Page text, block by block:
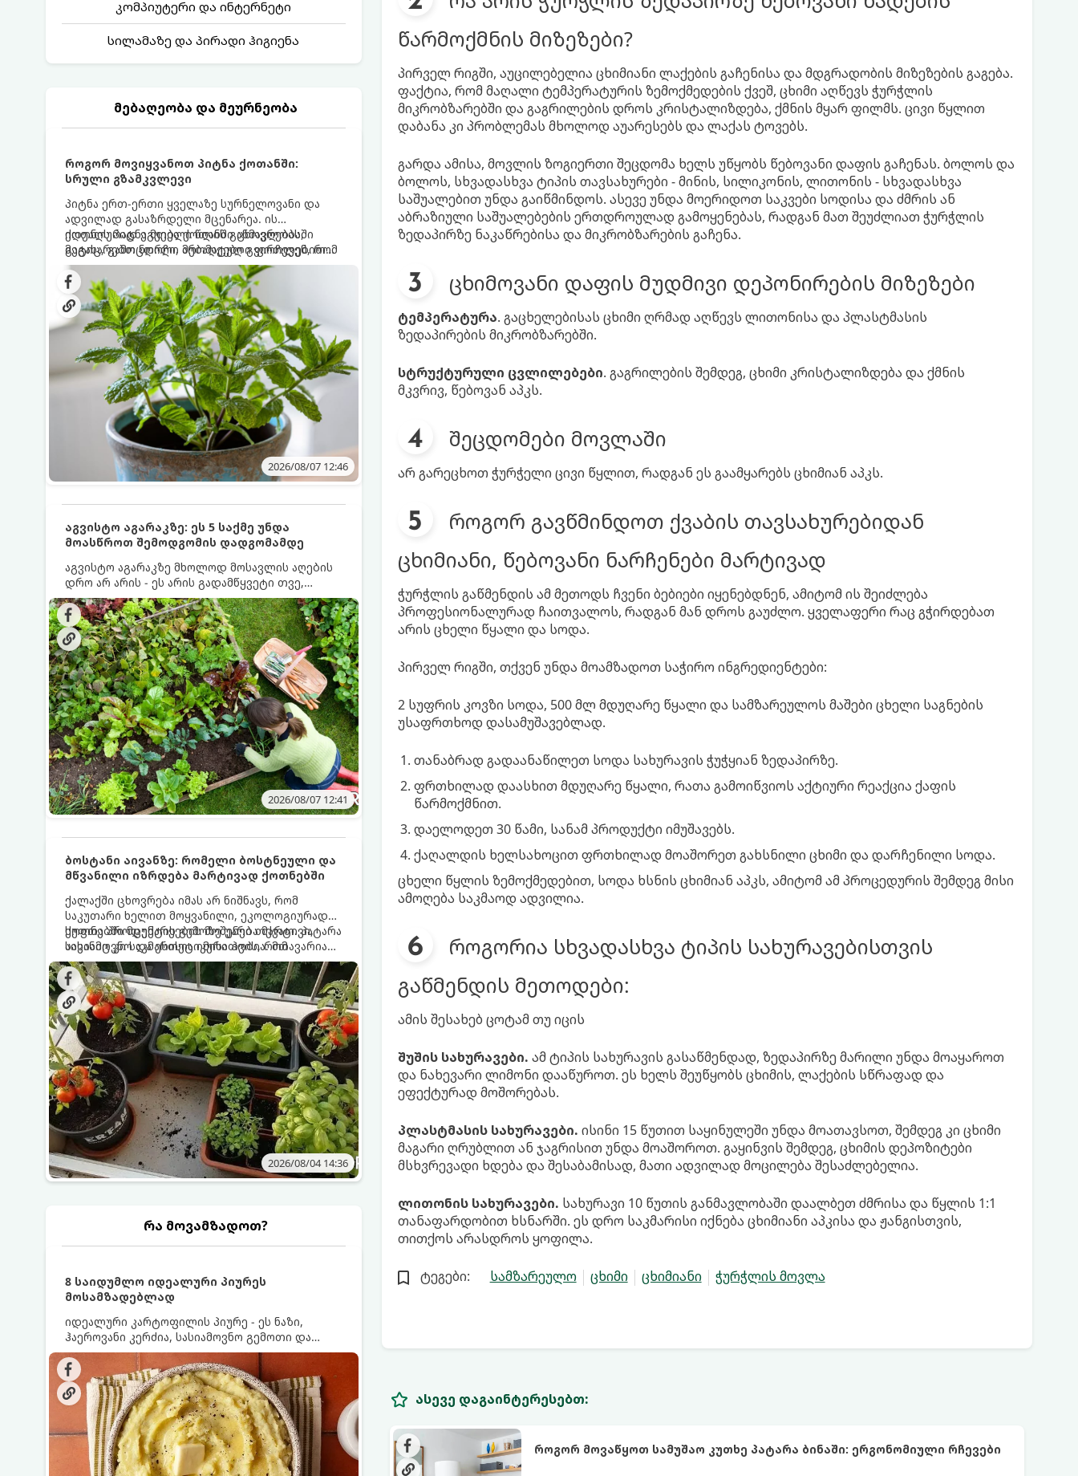
კომპიუტერი და ინტერნეტი
სილამაზე და პირადი ჰიგიენა
მებაღეობა და მეურნეობა
როგორ მოვიყვანოთ პიტნა ქოთანში:
სრული გზამკვლევი
პიტნა ერთ-ერთი ყველაზე სურნელოვანი და
ადვილად გასაზრდელი მცენარეა. ის
იდეალურად ეგუება ქოთანში ცხოვრებას,
მეტიც, გამოცდილი მებაღეები გვირჩევენ, რომ
პიტნა მხოლოდ ქოთანში მოვიყვანოთ, რადგან
ღია გრუნტში (ბაღში) დარგვისას ის ფესვებით
ძალიან სწრაფად ვრცელდება და სხვა
მცენარეებს ავიწროებს.
ქოთნის პიტნა მთელი წლის განმავლობაში
გაგახარებთ ნორჩი, არომატული ფოთლებით
ჩაის, ლიმონათისა თუ კერძებისთვის.
2026/08/07 12:46
აგვისტო აგარაკზე: ეს 5 საქმე უნდა
მოასწროთ შემოდგომის დადგომამდე
აგვისტო აგარაკზე მხოლოდ მოსავლის აღების
დრო არ არის - ეს არის გადამწყვეტი თვე,
როდესაც საფუძველი ეყრება მომავალი წლის
მოსავალს და ბაღი მზადდება შემოდგომა-
ზამთრის სეზონისთვის. იმისათვის, რომ
ნიადაგმა ენერგია აღიდგინოს, ხოლო
მცენარეებმა ზამთარს გაუძლონ, აგვისტოს
ბოლომდე 5 მნიშვნელოვანი საქმის გაკეთება
უნდა მოასწროთ:
2026/08/07 12:41
ბოსტანი აივანზე: რომელი ბოსტნეული და
მწვანილი იზრდება მარტივად ქოთნებში
ქალაქში ცხოვრება იმას არ ნიშნავს, რომ
საკუთარი ხელით მოყვანილი, ეკოლოგიურად
სუფთა პროდუქტის გემოზე უარი თქვათ. პატარა
აივანიც კი საკმარისია იმისათვის, რომ
მოიწყოთ მინი-ბოსტანი, საიდანაც
ყოველდღიურად ახალ, არომატულ მწვანილსა
და ბოსტნეულს მოკრეფთ.
ქოთნებში მცენარეების მოშენება მარტივი,
სასიამოვნო და ესთეტიკური ჰობია. მთავარია
იცოდეთ, რომელი კულტურები ეგუებიან
ქოთნის პირობებს ყველაზე კარგად და როგორ
მოუაროთ მათ სწორად.
2026/08/04 14:36
რა მოვამზადოთ?
8 საიდუმლო იდეალური პიურეს
მოსამზადებლად
იდეალური კარტოფილის პიურე - ეს ნაზი,
ჰაეროვანი კერძია, სასიამოვნო გემოთი და
ნაღების-მოყვითალო ფერით. მისი მომზადება
ძალიან მარტივია, მაგრამ არსებობს რამდენიმე
საიდუმლო, რომლებიც უნდა იცოდეთ, რომ
პიურე იდეალურად გემრიელი გამოვიდეს.
წარმოქმნის მიზეზები?
პირველ რიგში, აუცილებელია ცხიმიანი ლაქების გაჩენისა და მდგრადობის მიზეზების გაგება.
ფაქტია, რომ მაღალი ტემპერატურის ზემოქმედების ქვეშ, ცხიმი აღწევს ჭურჭლის
მიკრობზარებში და გაგრილების დროს კრისტალიზდება, ქმნის მყარ ფილმს. ცივი წყლით
დაბანა კი პრობლემას მხოლოდ აუარესებს და ლაქას ტოვებს.
გარდა ამისა, მოვლის ზოგიერთი შეცდომა ხელს უწყობს წებოვანი დაფის გაჩენას. ბოლოს და
ბოლოს, სხვადასხვა ტიპის თავსახურები - მინის, სილიკონის, ლითონის - სხვადასხვა
საშუალებით უნდა გაიწმინდოს. ასევე უნდა მოერიდოთ საკვები სოდისა და ძმრის ან
აბრაზიული საშუალებების ერთდროულად გამოყენებას, რადგან მათ შეუძლიათ ჭურჭლის
ზედაპირზე ნაკაწრებისა და მიკრობზარების გაჩენა.
ცხიმოვანი დაფის მუდმივი დეპონირების მიზეზები
ტემპერატურა. გაცხელებისას ცხიმი ღრმად აღწევს ლითონისა და პლასტმასის
ზედაპირების მიკრობზარებში.
სტრუქტურული ცვლილებები. გაგრილების შემდეგ, ცხიმი კრისტალიზდება და ქმნის
მკვრივ, წებოვან აპკს.
შეცდომები მოვლაში
არ გარეცხოთ ჭურჭელი ცივი წყლით, რადგან ეს გაამყარებს ცხიმიან აპკს.
როგორ გავწმინდოთ ქვაბის თავსახურებიდან
ცხიმიანი, წებოვანი ნარჩენები მარტივად
ჭურჭლის გაწმენდის ამ მეთოდს ჩვენი ბებიები იყენებდნენ, ამიტომ ის შეიძლება
პროფესიონალურად ჩაითვალოს, რადგან მან დროს გაუძლო. ყველაფერი რაც გჭირდებათ
არის ცხელი წყალი და სოდა.
პირველ რიგში, თქვენ უნდა მოამზადოთ საჭირო ინგრედიენტები:
2 სუფრის კოვზი სოდა, 500 მლ მდუღარე წყალი და სამზარეულოს მაშები ცხელი საგნების
უსაფრთხოდ დასამუშავებლად.
თანაბრად გადაანაწილეთ სოდა სახურავის ჭუჭყიან ზედაპირზე.
ფრთხილად დაასხით მდუღარე წყალი, რათა გამოიწვიოს აქტიური რეაქცია ქაფის
წარმოქმნით.
დაელოდეთ 30 წამი, სანამ პროდუქტი იმუშავებს.
ქაღალდის ხელსახოცით ფრთხილად მოაშორეთ გახსნილი ცხიმი და დარჩენილი სოდა.
ცხელი წყლის ზემოქმედებით, სოდა ხსნის ცხიმიან აპკს, ამიტომ ამ პროცედურის შემდეგ მისი
ამოღება საკმაოდ ადვილია.
როგორია სხვადასხვა ტიპის სახურავებისთვის
გაწმენდის მეთოდები:
ამის შესახებ ცოტამ თუ იცის
შუშის სახურავები. ამ ტიპის სახურავის გასაწმენდად, ზედაპირზე მარილი უნდა მოაყაროთ
და ნახევარი ლიმონი დააწუროთ. ეს ხელს შეუწყობს ცხიმის, ლაქების სწრაფად და
ეფექტურად მოშორებას.
პლასტმასის სახურავები. ისინი 15 წუთით საყინულეში უნდა მოათავსოთ, შემდეგ კი ცხიმი
მაგარი ღრუბლით ან ჯაგრისით უნდა მოაშოროთ. გაყინვის შემდეგ, ცხიმის დეპოზიტები
მსხვრევადი ხდება და შესაბამისად, მათი ადვილად მოცილება შესაძლებელია.
ლითონის სახურავები. სახურავი 10 წუთის განმავლობაში დაალბეთ ძმრისა და წყლის 1:1
თანაფარდობით ხსნარში. ეს დრო საკმარისი იქნება ცხიმიანი აპკისა და ჟანგისთვის,
თითქოს არასდროს ყოფილა.
ტეგები: სამზარეულო ცხიმი ცხიმიანი ჭურჭლის მოვლა
ასევე დაგაინტერესებთ:
როგორ მოვაწყოთ სამუშაო კუთხე პატარა ბინაში: ერგონომიული რჩევები